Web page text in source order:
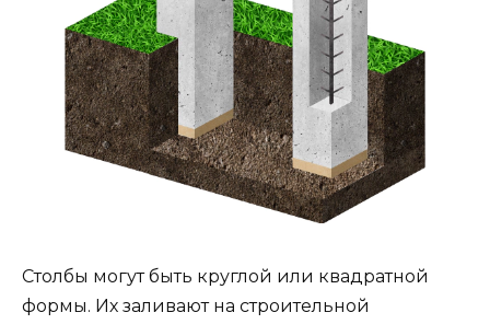
Столбы могут быть круглой или квадратной
формы. Их заливают на строительной